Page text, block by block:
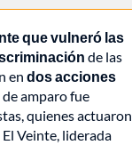
que vulneró las
de las
en dos acciones
amparo fue
quienes actuaron
Veinte, liderada